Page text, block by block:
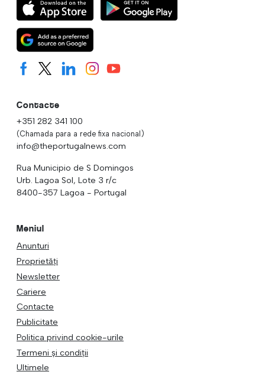
Contacte
+351 282 341 100
(Chamada para a rede fixa nacional)
info@theportugalnews.com
Rua Municipio de S Domingos
Urb. Lagoa Sol, Lote 3 r/c
8400-357 Lagoa - Portugal
Meniul
Anunturi
Proprietăți
Newsletter
Cariere
Contacte
Publicitate
Politica privind cookie-urile
Termeni și condiții
Ultimele